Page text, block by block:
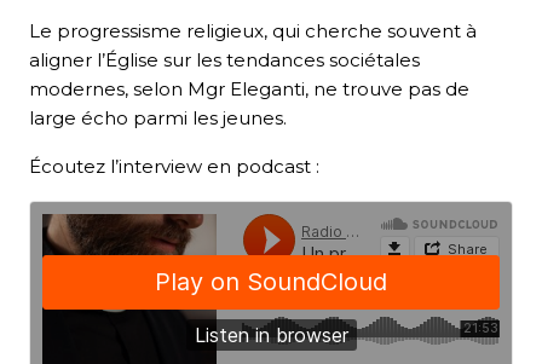
Le progressisme religieux, qui cherche souvent à
aligner l’Église sur les tendances sociétales
modernes, selon Mgr Eleganti, ne trouve pas de
large écho parmi les jeunes.
Écoutez l’interview en podcast :